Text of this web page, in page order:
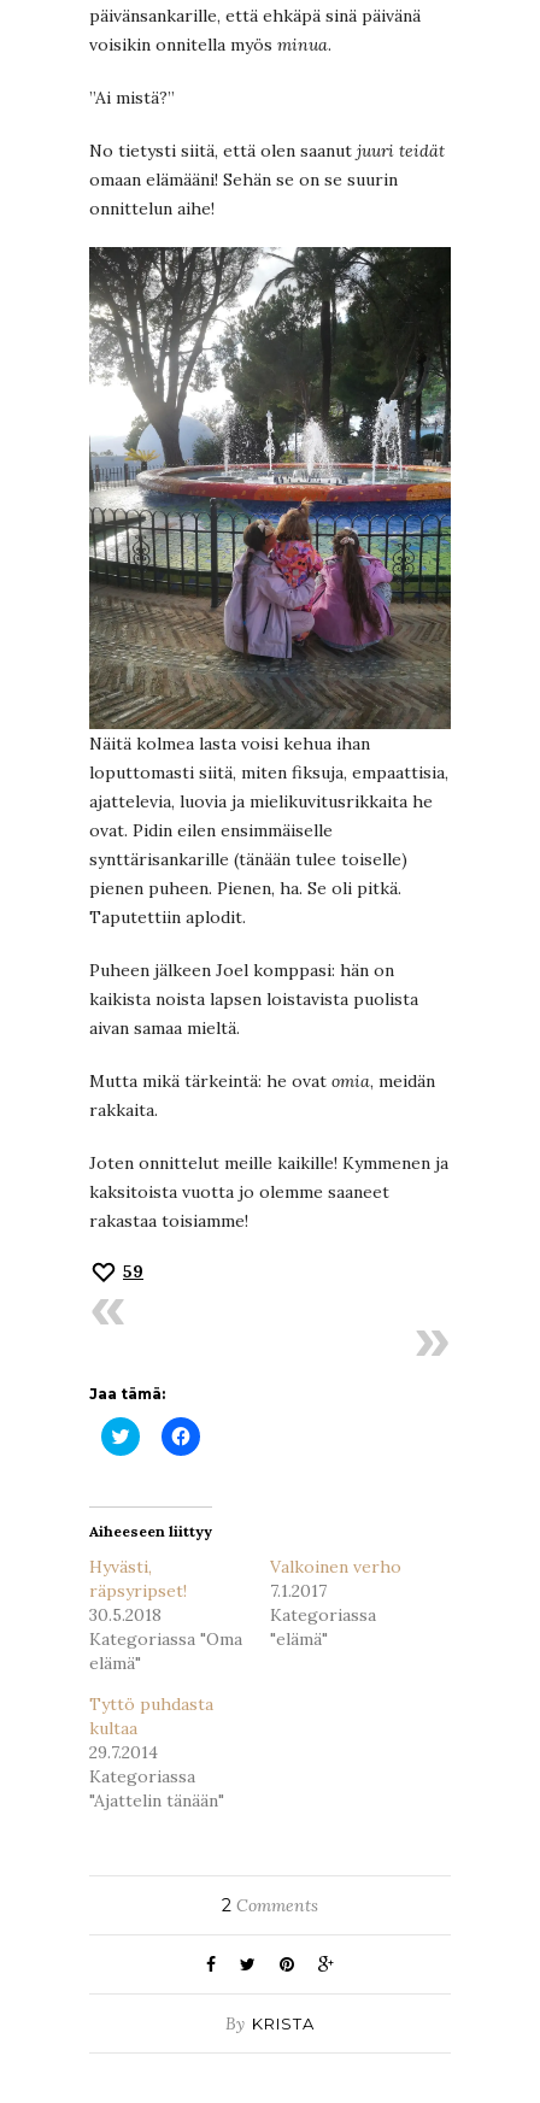
päivänsankarille, että ehkäpä sinä päivänä
voisikin onnitella myös minua.
”Ai mistä?”
No tietysti siitä, että olen saanut juuri teidät
omaan elämääni! Sehän se on se suurin
onnittelun aihe!
Näitä kolmea lasta voisi kehua ihan
loputtomasti siitä, miten fiksuja, empaattisia,
ajattelevia, luovia ja mielikuvitusrikkaita he
ovat. Pidin eilen ensimmäiselle
synttärisankarille (tänään tulee toiselle)
pienen puheen. Pienen, ha. Se oli pitkä.
Taputettiin aplodit.
Puheen jälkeen Joel komppasi: hän on
kaikista noista lapsen loistavista puolista
aivan samaa mieltä.
Mutta mikä tärkeintä: he ovat omia, meidän
rakkaita.
Joten onnittelut meille kaikille! Kymmenen ja
kaksitoista vuotta jo olemme saaneet
rakastaa toisiamme!
59
Jaa tämä:
Jaa
Twitterissä(Avautuu
Jaa
Facebookissa(Avautuu
Aiheeseen liittyy
Hyvästi,
räpsyripset!
30.5.2018
Kategoriassa "Oma
elämä"
Valkoinen verho
7.1.2017
Kategoriassa
"elämä"
Tyttö puhdasta
kultaa
29.7.2014
Kategoriassa
"Ajattelin tänään"
2 Comments
By KRISTA